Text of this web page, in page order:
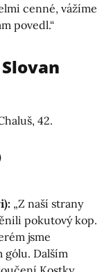
cenné, vážíme
povedl.“
42.
„Z naší strany
pokutový kop.
jsme
gólu. Dalším